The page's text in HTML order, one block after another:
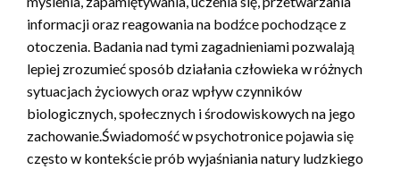
informacji oraz reagowania na bodźce pochodzące z
otoczenia. Badania nad tymi zagadnieniami pozwalają
lepiej zrozumieć sposób działania człowieka w różnych
sytuacjach życiowych oraz wpływ czynników
biologicznych, społecznych i środowiskowych na jego
zachowanie.Świadomość w psychotronice pojawia się
często w kontekście prób wyjaśniania natury ludzkiego